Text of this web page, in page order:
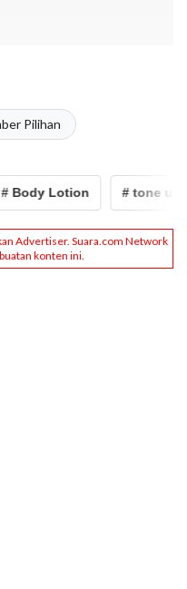
Pilihan
Body Lotion # tone up